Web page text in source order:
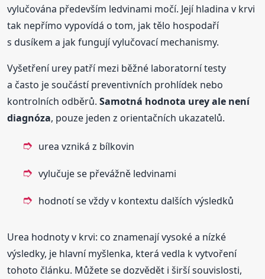
vylučována především ledvinami močí. Její hladina v krvi
tak nepřímo vypovídá o tom, jak tělo hospodaří
s dusíkem a jak fungují vylučovací mechanismy.
Vyšetření urey patří mezi běžné laboratorní testy
a často je součástí preventivních prohlídek nebo
kontrolních odběrů.Samotná hodnota urey ale není
diagnóza, pouze jeden z orientačních ukazatelů.
urea vzniká z bílkovin
vylučuje se převážně ledvinami
hodnotí se vždy v kontextu dalších výsledků
Urea hodnoty v krvi: co znamenají vysoké a nízké
výsledky, je hlavní myšlenka, která vedla k vytvoření
tohoto článku. Můžete se dozvědět i širší souvislosti,